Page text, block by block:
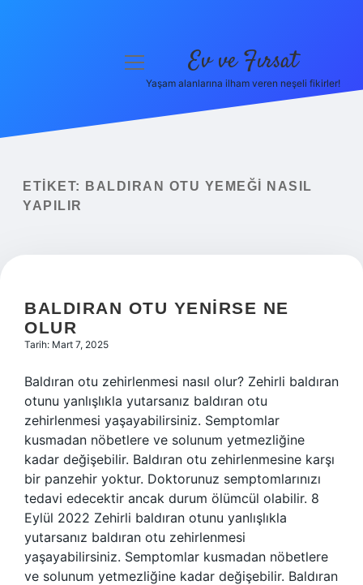
Yasal Uyarı
menüyü
Ev ve Fırsat
Yaşam alanlarına ilham veren neşeli fikirler!
ETIKET:
BALDIRAN OTU YEMEĞI NASIL
YAPILIR
BALDIRAN OTU YENIRSE NE
OLUR
Tarih: Mart 7, 2025
Baldıran otu zehirlenmesi nasıl olur? Zehirli baldıran
otunu yanlışlıkla yutarsanız baldıran otu
zehirlenmesi yaşayabilirsiniz. Semptomlar
kusmadan nöbetlere ve solunum yetmezliğine
kadar değişebilir. Baldıran otu zehirlenmesine karşı
bir panzehir yoktur. Doktorunuz semptomlarınızı
tedavi edecektir ancak durum ölümcül olabilir. 8
Eylül 2022 Zehirli baldıran otunu yanlışlıkla
yutarsanız baldıran otu zehirlenmesi
yaşayabilirsiniz. Semptomlar kusmadan nöbetlere
ve solunum yetmezliğine kadar değişebilir. Baldıran